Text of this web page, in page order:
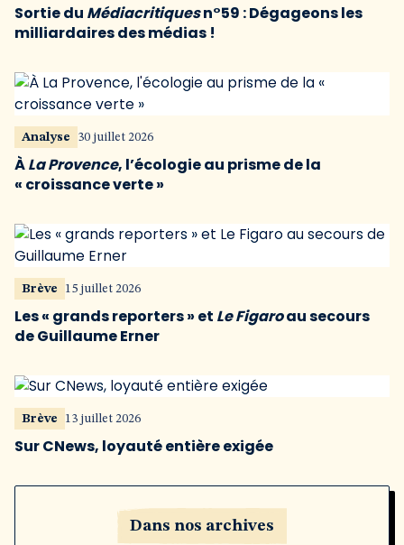
Sortie du Médiacritiquesn°59 : Dégageons les
milliardaires des médias !
Analyse 30 juillet 2026
ÀLa Provence, l’écologie au prisme de la
« croissance verte »
Brève 15 juillet 2026
Les « grands reporters » et Le Figaroau secours
de Guillaume Erner
Brève 13 juillet 2026
Sur CNews, loyauté entière exigée
Dans nos archives